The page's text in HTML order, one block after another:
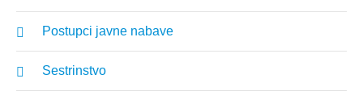
Postupci javne nabave
Sestrinstvo